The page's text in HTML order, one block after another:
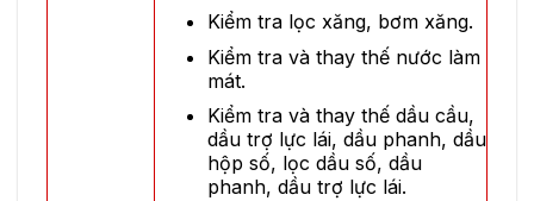
Kiểm tra lọc xăng, bơm xăng.
Kiểm tra và thay thế nước làm
mát.
Kiểm tra và thay thế dầu cầu,
dầu trợ lực lái, dầu phanh, dầu
hộp số, lọc dầu số, dầu
phanh, dầu trợ lực lái.